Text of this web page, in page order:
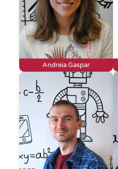
Andreia Gaspar